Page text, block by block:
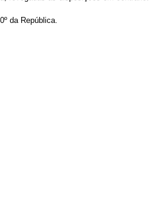
da República.